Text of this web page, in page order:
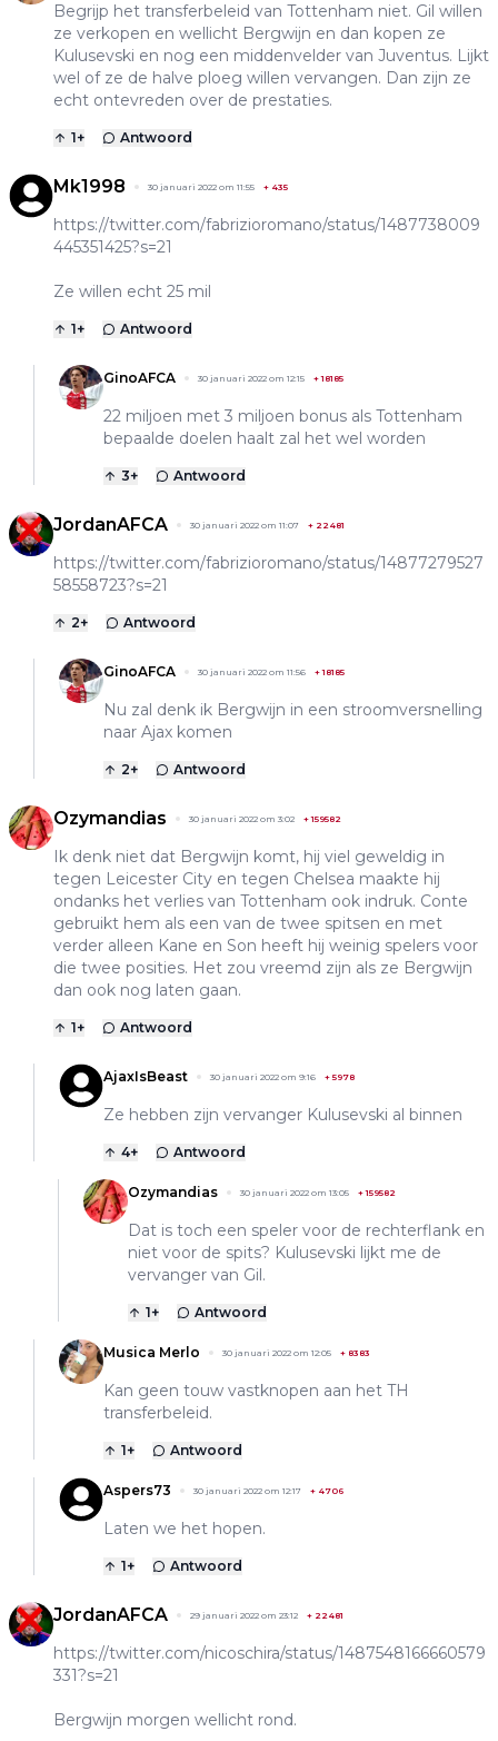
Begrijp het transferbeleid van Tottenham niet. Gil willen
ze verkopen en wellicht Bergwijn en dan kopen ze
Kulusevski en nog een middenvelder van Juventus. Lijkt
wel of ze de halve ploeg willen vervangen. Dan zijn ze
echt ontevreden over de prestaties.
1+ Antwoord
Mk1998 30 januari 2022 om 11:55 + 435
https://twitter.com/fabrizioromano/status/1487738009
445351425?s=21
Ze willen echt 25 mil
1+ Antwoord
GinoAFCA 30 januari 2022 om 12:15 +18185
22 miljoen met 3 miljoen bonus als Tottenham
bepaalde doelen haalt zal het wel worden
3+ Antwoord
JordanAFCA 30 januari 2022 om 11:07 + 22481
https://twitter.com/fabrizioromano/status/14877279527
58558723?s=21
2+ Antwoord
GinoAFCA 30 januari 2022 om 11:56 +18185
Nu zal denk ik Bergwijn in een stroomversnelling
naar Ajax komen
2+ Antwoord
Ozymandias 30 januari 2022 om 3:02 +159582
Ik denk niet dat Bergwijn komt, hij viel geweldig in
tegen Leicester City en tegen Chelsea maakte hij
ondanks het verlies van Tottenham ook indruk. Conte
gebruikt hem als een van de twee spitsen en met
verder alleen Kane en Son heeft hij weinig spelers voor
die twee posities. Het zou vreemd zijn als ze Bergwijn
dan ook nog laten gaan.
1+ Antwoord
AjaxIsBeast 30 januari 2022 om 9:16 +5978
Ze hebben zijn vervanger Kulusevski al binnen
4+ Antwoord
Ozymandias 30 januari 2022 om 13:05 +159582
Dat is toch een speler voor de rechterflank en
niet voor de spits? Kulusevski lijkt me de
vervanger van Gil.
1+ Antwoord
Musica Merlo 30 januari 2022 om 12:05 + 8383
Kan geen touw vastknopen aan het TH
transferbeleid.
1+ Antwoord
Aspers73 30 januari 2022 om 12:17 + 4706
Laten we het hopen.
1+ Antwoord
JordanAFCA 29 januari 2022 om 23:12 + 22481
https://twitter.com/nicoschira/status/1487548166660579
331?s=21
Bergwijn morgen wellicht rond.